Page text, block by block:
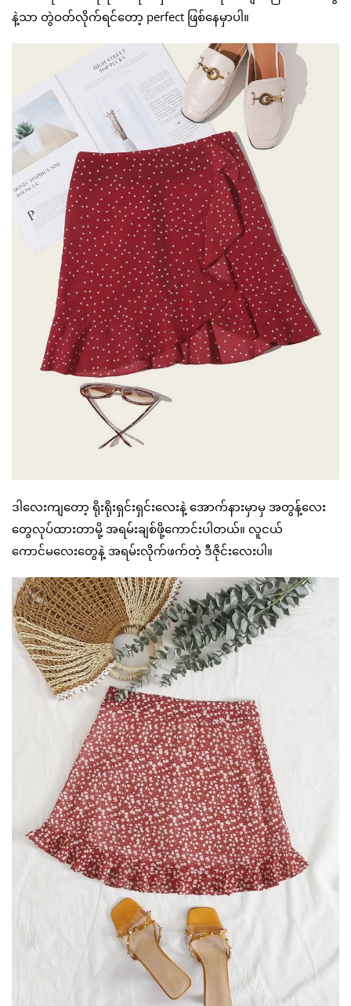
နဲ့သာ တွဲဝတ်လိုက်ရင်တော့ perfect ဖြစ်နေမှာပါ။
ဒါလေးကျတော့ ရိုးရိုးရှင်းရှင်းလေးနဲ့ အောက်နားမှာမှ အတွန့်လေး
တွေလုပ်ထားတာမို့ အရမ်းချစ်ဖို့ကောင်းပါတယ်။ လူငယ်
ကောင်မလေးတွေနဲ့ အရမ်းလိုက်ဖက်တဲ့ ဒီဇိုင်းလေးပါ။